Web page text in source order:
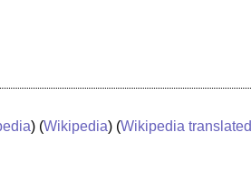
) (Wikipedia) (Wikipedia